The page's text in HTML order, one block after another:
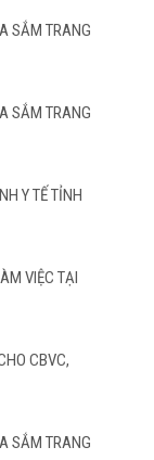
SẮM TRANG
SẮM TRANG
Y TẾ TỈNH
VIỆC TẠI
CBVC,
SẮM TRANG